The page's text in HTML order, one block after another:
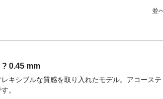
並
0.45 mm
キシブルな質感を取り入れたモデル。アコース
。